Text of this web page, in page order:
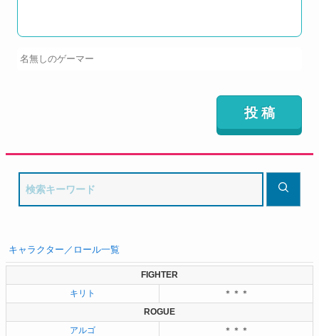
キャラクター／ロール一覧
FIGHTER
キリト
＊＊＊
ROGUE
アルゴ
＊＊＊